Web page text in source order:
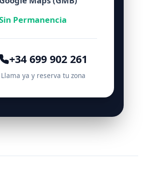
Permanencia
+34 699 902 261
Llama ya y reserva tu zona